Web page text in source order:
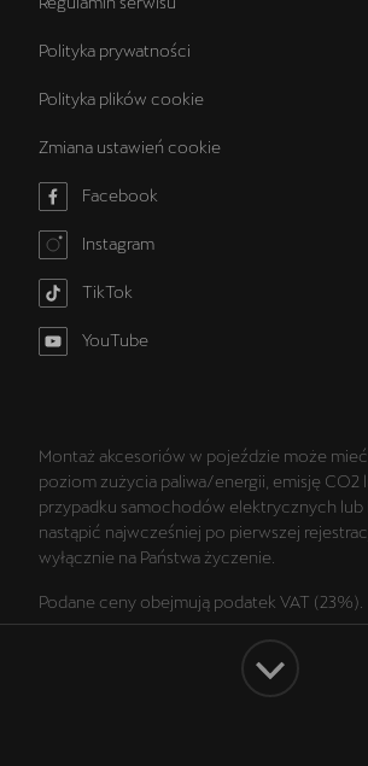
Polityka prywatności
Polityka plików cookie
Zmiana ustawień cookie
Facebook
Instagram
TikTok
YouTube
Montaż akcesoriów w pojeździe może
poziom zużycia paliwa/energii, emisję CO2
przypadku samochodów elektrycznych lub
nastąpić najwcześniej po pierwszej
wyłącznie na Państwa życzenie.
Podane ceny obejmują podatek VAT (23%).
Wszelkie prezentowane informacje, w
wykresy, specyfikacje, opisy, rysunki lub
nie stanowią oferty w rozumieniu Kodeksu